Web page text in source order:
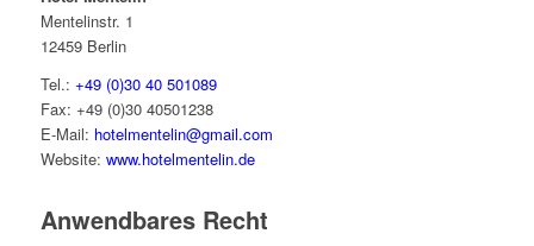
Mentelinstr. 1
12459 Berlin
Tel.: +49 (0)30 40 501089
Fax: +49 (0)30 40501238
E-Mail: hotelmentelin@gmail.com
Website: www.hotelmentelin.de
Anwendbares Recht